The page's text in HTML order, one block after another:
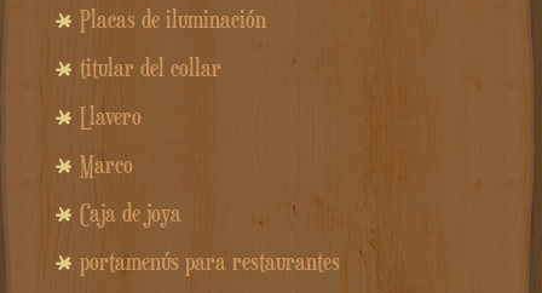
Placas de iluminación
titular del collar
Llavero
Marco
Caja de joya
portamenús para restaurantes